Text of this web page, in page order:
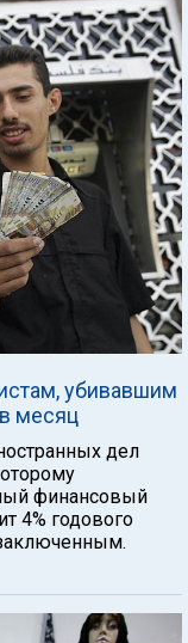
убивавшим
месяц
дел
финансовый
4% годового